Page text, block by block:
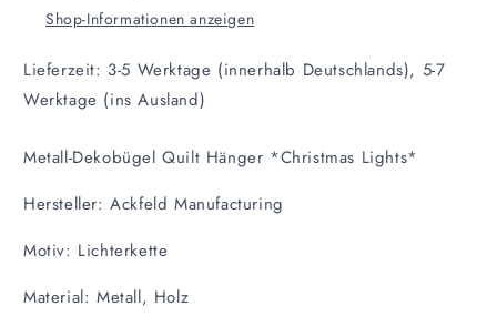
Shop-Informationen anzeigen
Lieferzeit: 3-5 Werktage (innerhalb Deutschlands), 5-7
Werktage (ins Ausland)
Metall-Dekobügel Quilt Hänger *Christmas Lights*
Hersteller: Ackfeld Manufacturing
Motiv: Lichterkette
Material: Metall, Holz